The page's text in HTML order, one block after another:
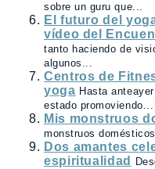
sobre un guru que...
El futuro del
vídeo del
tanto haciendo de
algunos...
Centros de
yoga Hasta
estado promoviendo...
Mis monstruos
monstruos
Dos amantes
espiritualidad